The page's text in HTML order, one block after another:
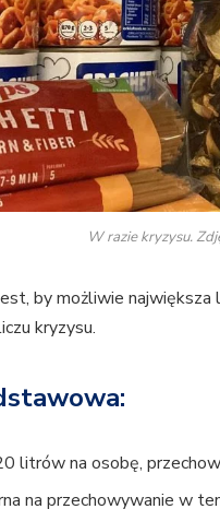
W razie kryzysu.
by możliwie
kryzysu.
litrów na osobę,
na przechowywanie w